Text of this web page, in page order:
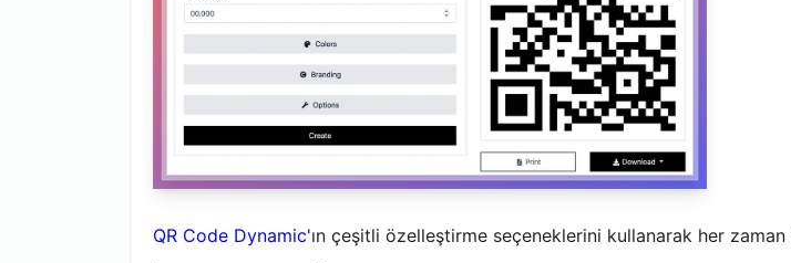
QR Code Dynamic'ın çeşitli özelleştirme seçeneklerini kullanarak her zaman